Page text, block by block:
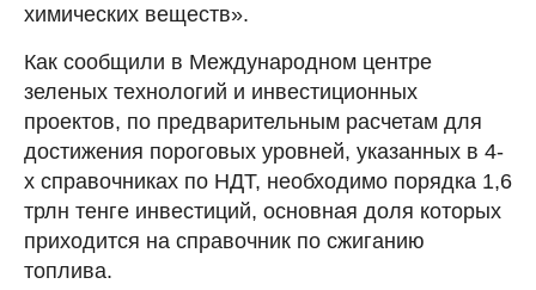
химических веществ».
Как сообщили в Международном центре
зеленых технологий и инвестиционных
проектов, по предварительным расчетам для
достижения пороговых уровней, указанных в 4-
х справочниках по НДТ, необходимо порядка 1,6
трлн тенге инвестиций, основная доля которых
приходится на справочник по сжиганию
топлива.